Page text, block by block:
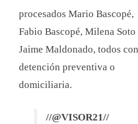
procesados Mario Bascopé,
Fabio Bascopé, Milena Soto
Jaime Maldonado, todos con
detención preventiva o
domiciliaria.
//@VISOR21//